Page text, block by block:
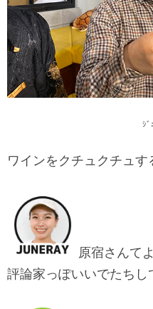
ｼ
ワインをクチュクチュす
原宿さんて
評論家っぽいいでたちし